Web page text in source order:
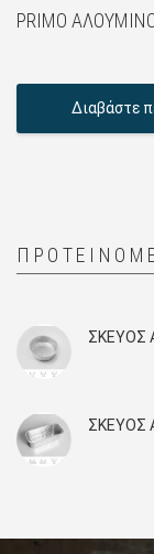
PRIMO
Διαβάστε
ΣΚΕΎΟΣ
ΣΚΕΎΟΣ